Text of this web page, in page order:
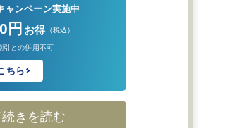
ャンペーン実施中
円 お得 （税込）
引との併用不可
ちら
きを読む